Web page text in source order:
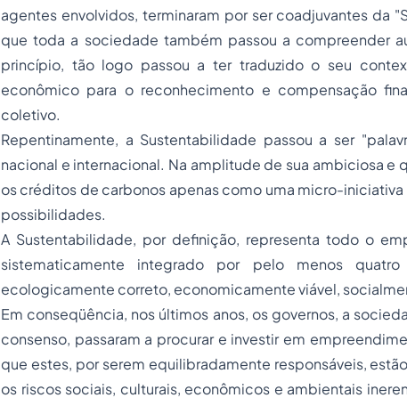
agentes envolvidos, terminaram por ser coadjuvantes da
que toda a sociedade também passou a compreender
princípio, tão logo passou a ter traduzido o seu
econômico para o reconhecimento e compensação
coletivo.
Repentinamente, a Sustentabilidade passou a ser
nacional e internacional. Na amplitude de sua ambiciosa e
os créditos de carbonos apenas como uma micro-
possibilidades.
A Sustentabilidade, por definição, representa todo o
sistematicamente integrado por pelo menos quatro
ecologicamente correto, economicamente viável,
Em conseqüência, nos últimos anos, os governos, a
consenso, passaram a procurar e investir em
que estes, por serem equilibradamente responsáveis,
os riscos sociais, culturais, econômicos e ambientais